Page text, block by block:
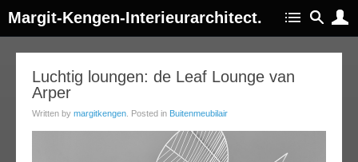
Margit-Kengen-Interieurarchitect.
Luchtig loungen: de Leaf Lounge van
Arper
Written by margitkengen . Posted in Buitenmeubilair